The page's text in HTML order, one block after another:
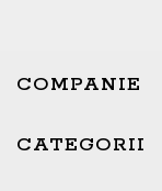
COMPANIE
CATEGORII